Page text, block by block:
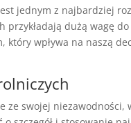
jednym z najbardziej
dużą wagę
który wpływa na naszą
ze swojej niezawodności,